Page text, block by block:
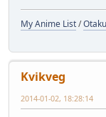
My Anime List/
Kvikveg
2014-01-02, 18:28:14